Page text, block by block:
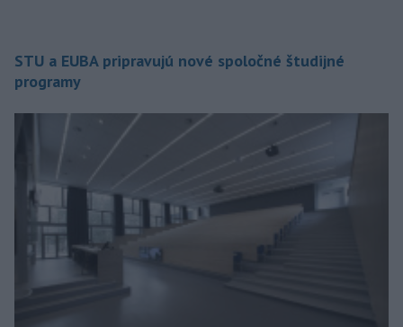
STU a EUBA pripravujú nové spoločné študijné
programy